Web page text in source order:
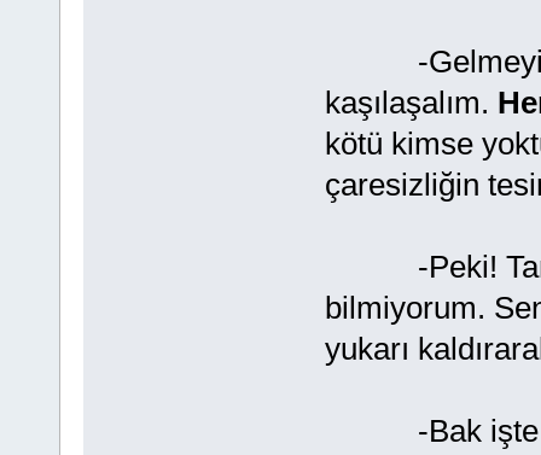
-Gelmeyiz,
kaşılaşalım.
kötü kimse
çaresizliğin
-Peki!
bilmiyorum.
yukarı
-Bak işte